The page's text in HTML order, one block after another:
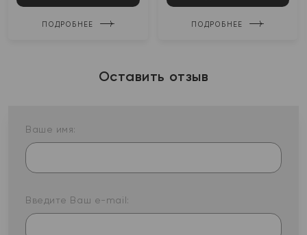
ПОДРОБНЕЕ ПОДРОБНЕЕ
Оставить отзыв
Ваше имя:
Введите Ваш e-mail: